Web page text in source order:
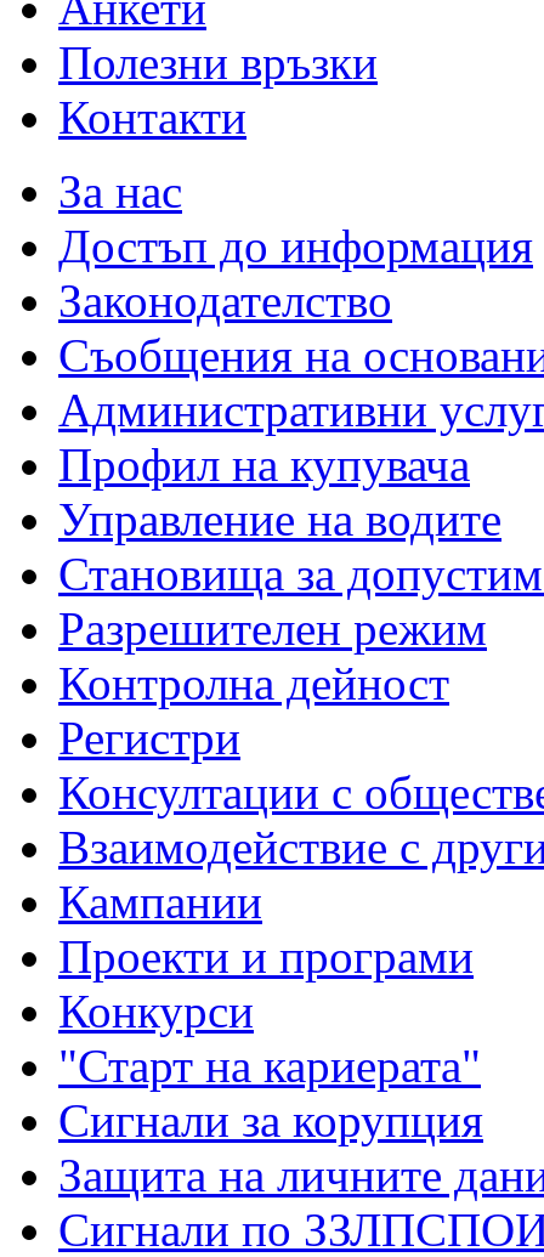
Полезни връзки
Контакти
За нас
Достъп до информация
Законодателство
Съобщения на
Административни
Профил на купувача
Управление на водите
Становища за
Разрешителен режим
Контролна дейност
Регистри
Консултации с
Взаимодействие с
Кампании
Проекти и програми
Конкурси
"Старт на кариерата"
Сигнали за корупция
Защита на личните
Сигнали по